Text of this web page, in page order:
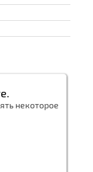
некоторое